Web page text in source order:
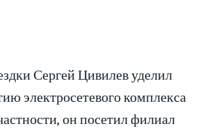
Сергей Цивилев уделил
электросетевого комплекса
он посетил филиал